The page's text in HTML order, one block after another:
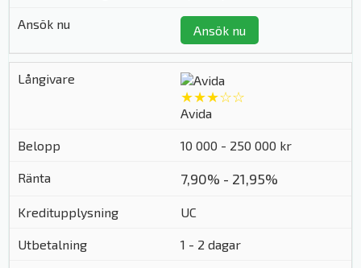
Ansök nu
★★★☆☆
Avida
10 000 - 250 000 kr
7,90% - 21,95%
UC
1 - 2 dagar